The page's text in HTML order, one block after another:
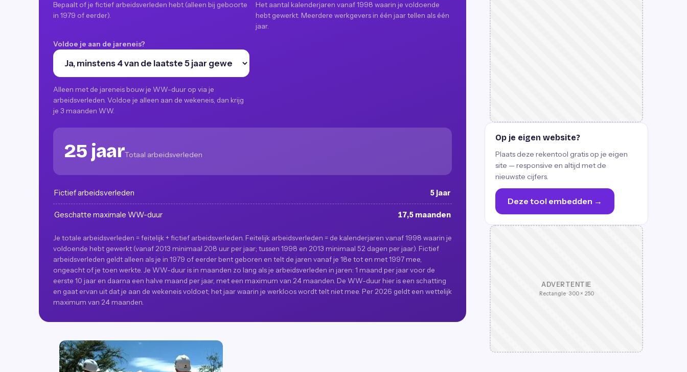
Bepaalt of je fictief arbeidsverleden hebt (alleen bij geboorte
in 1979 of eerder).
Het aantal kalenderjaren vanaf 1998 waarin je voldoende
hebt gewerkt. Meerdere werkgevers in één jaar tellen als één
jaar.
Voldoe je aan de jareneis?
Alleen met de jareneis bouw je WW-duur op via je
arbeidsverleden. Voldoe je alleen aan de wekeneis, dan krijg
je 3 maanden WW.
25 jaarTotaal arbeidsverleden
Fictief arbeidsverleden 5 jaar
Geschatte maximale WW-duur 17,5 maanden
Je totale arbeidsverleden = feitelijk + fictief arbeidsverleden. Feitelijk arbeidsverleden = de kalenderjaren vanaf 1998 waarin je
voldoende hebt gewerkt (vanaf 2013 minimaal 208 uur per jaar; tussen 1998 en 2013 minimaal 52 dagen per jaar). Fictief
arbeidsverleden geldt alleen als je in 1979 of eerder bent geboren en telt de jaren vanaf je 18e tot en met 1997 mee,
ongeacht of je toen werkte. Je WW-duur is in maanden zo lang als je arbeidsverleden in jaren: 1 maand per jaar voor de
eerste 10 jaar en daarna een halve maand per jaar, met een maximum van 24 maanden. De WW-duur hier is een schatting
en gaat ervan uit dat je aan de wekeneis voldoet; het jaar waarin je werkloos wordt telt niet mee. Per 2026 geldt een wettelijk
maximum van 24 maanden.
Op je eigen website?
Plaats deze rekentool gratis op je eigen
site — responsive en altijd met de
nieuwste cijfers.
Deze tool embedden →
ADVERTENTIE
Rectangle · 300 × 250